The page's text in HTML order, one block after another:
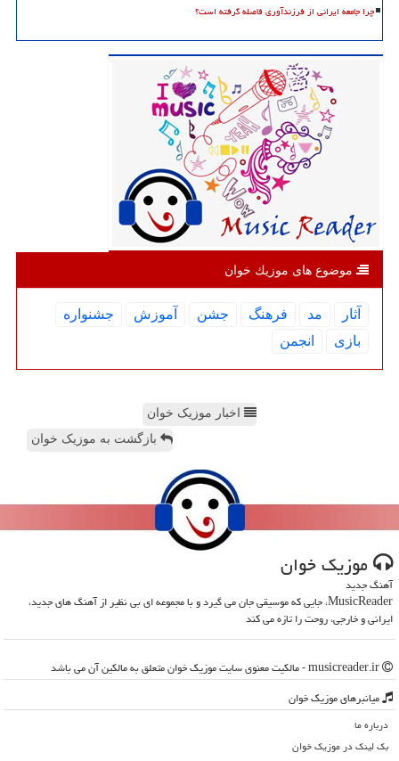
چرا جامعه ایرانی از فرزندآوری فاصله گرفته است؟
موضوع های موزیك خوان
آثار مد فرهنگ جشن آموزش
جشنواره
بازی
انجمن
اخبار موزیک خوان
بازگشت به موزیک خوان
موزیك خوان
آهنگ جدید
MusicReader، جایی که موسیقی جان می گیرد و با مجموعه ای بی نظیر از آهنگ های جدید،
ایرانی و خارجی، روحت را تازه می کند
میانبرهای موزیك خوان
درباره ما
بک لینک در موزیك خوان